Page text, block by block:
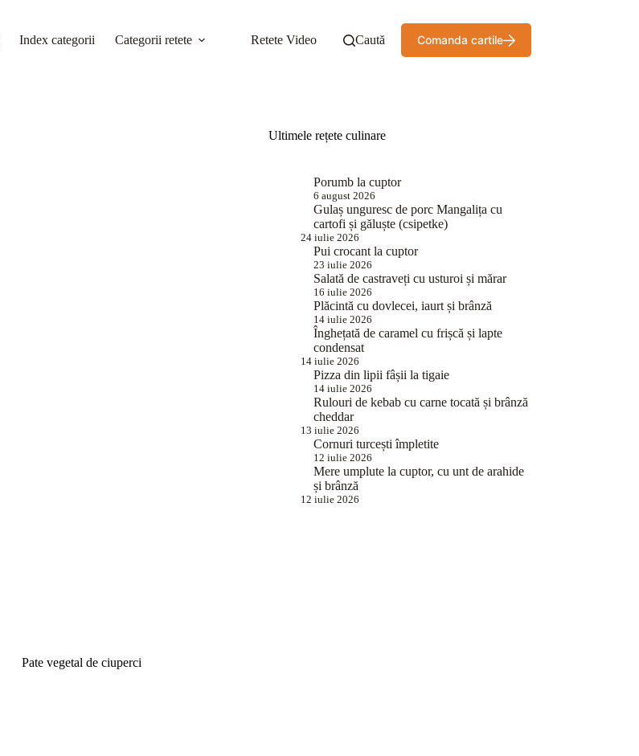
Index categorii Categorii retete Retete Video Caută Comanda cartile
Pate vegetal de ciuperci
Ultimele rețete culinare
Porumb la cuptor
6 august 2026
Gulaș unguresc de porc Mangalița cu
cartofi și găluște (csipetke)
24 iulie 2026
Pui crocant la cuptor
23 iulie 2026
Salată de castraveți cu usturoi și mărar
16 iulie 2026
Plăcintă cu dovlecei, iaurt și brânză
14 iulie 2026
Înghețată de caramel cu frișcă și lapte
condensat
14 iulie 2026
Pizza din lipii fâșii la tigaie
14 iulie 2026
Rulouri de kebab cu carne tocată și brânză
cheddar
13 iulie 2026
Cornuri turcești împletite
12 iulie 2026
Mere umplute la cuptor, cu unt de arahide
și brânză
12 iulie 2026